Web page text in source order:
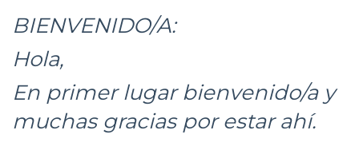
BIENVENIDO/A:
Hola,
En primer lugar bienvenido/a y
muchas gracias por estar ahí.